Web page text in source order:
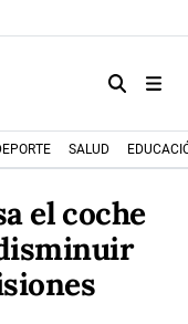
SALUD
el coche